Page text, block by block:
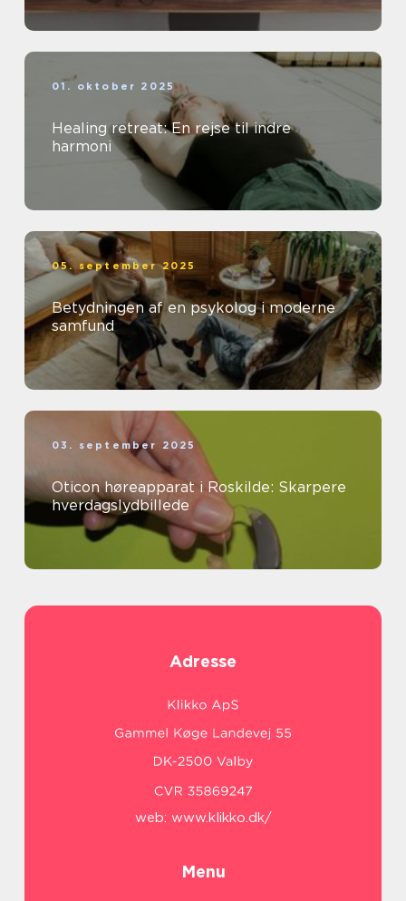
01. oktober 2025
Healing retreat: En rejse til indre
harmoni
05. september 2025
Betydningen af en psykolog i moderne
samfund
03. september 2025
Oticon høreapparat i Roskilde: Skarpere
hverdagslydbillede
Adresse
web: www.klikko.dk/
Menu